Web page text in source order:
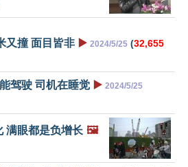
又撞 面目皆非 ▶️ 2024/5/25 (32,655
驾驶 司机在睡觉 ▶️ 2024/5/25
满眼都是负增长 🖼️